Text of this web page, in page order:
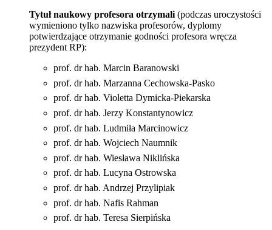
Tytuł naukowy profesora otrzymali (podczas uroczystości
wymieniono tylko nazwiska profesorów, dyplomy
potwierdzające otrzymanie godności profesora wręcza
prezydent RP):
prof. dr hab. Marcin Baranowski
prof. dr hab. Marzanna Cechowska-Pasko
prof. dr hab. Violetta Dymicka-Piekarska
prof. dr hab. Jerzy Konstantynowicz
prof. dr hab. Ludmiła Marcinowicz
prof. dr hab. Wojciech Naumnik
prof. dr hab. Wiesława Niklińska
prof. dr hab. Lucyna Ostrowska
prof. dr hab. Andrzej Przylipiak
prof. dr hab. Nafis Rahman
prof. dr hab. Teresa Sierpińska